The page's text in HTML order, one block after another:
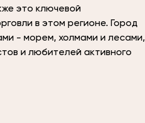
это ключевой
в этом регионе. Город
- морем, холмами и лесами,
и любителей активного